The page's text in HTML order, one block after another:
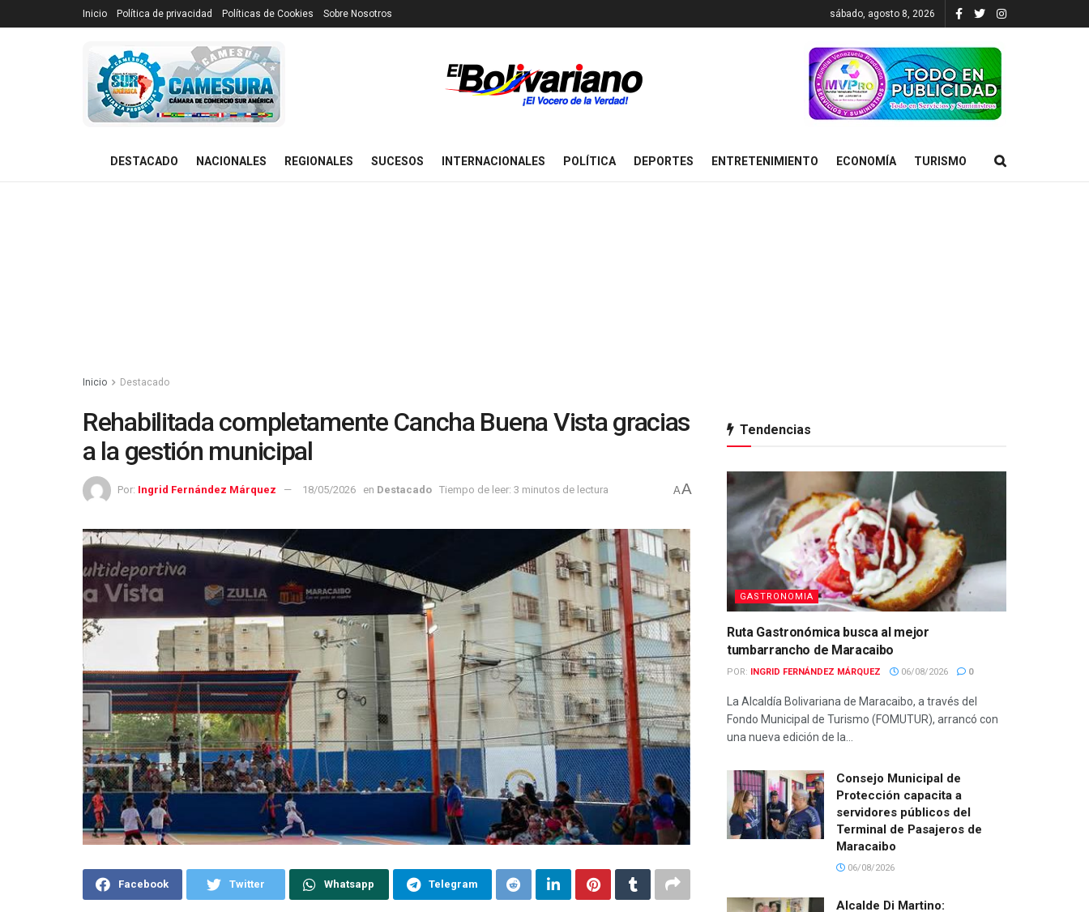
Inicio Política de privacidad Políticas de Cookies Sobre Nosotros sábado, agosto 8, 2026
DESTACADO NACIONALES REGIONALES SUCESOS INTERNACIONALES POLÍTICA DEPORTES ENTRETENIMIENTO ECONOMÍA TURISMO
Inicio Destacado
‎Rehabilitada completamente Cancha Buena Vista gracias
a la gestión municipal
Por: Ingrid Fernández Márquez 18/05/2026 en Destacado Tiempo de leer: 3 minutos de lectura AA
Facebook Twitter Whatsapp Telegram
Tendencias
GASTRONOMIA
Ruta Gastronómica busca al mejor
tumbarrancho de Maracaibo
POR: INGRID FERNÁNDEZ MÁRQUEZ 06/08/2026 0
La Alcaldía Bolivariana de Maracaibo, a través del
Fondo Municipal de Turismo (FOMUTUR), arrancó con
una nueva edición de la...
Consejo Municipal de
Protección capacita a
servidores públicos del
Terminal de Pasajeros de
Maracaibo
06/08/2026
Alcalde Di Martino: